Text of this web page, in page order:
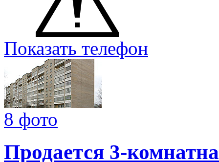
Показать телефон
8 фото
Продается 3-